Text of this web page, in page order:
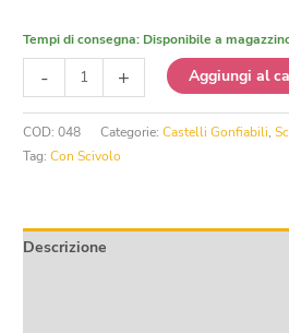
Tempi di consegna: Disponibile a
-
Gonfiabile
Mondo
sott'acqua
quantità
+ Aggiungi al
COD:048 Categorie:Castelli Gonfiabili,
Tag:Con Scivolo
Descrizione